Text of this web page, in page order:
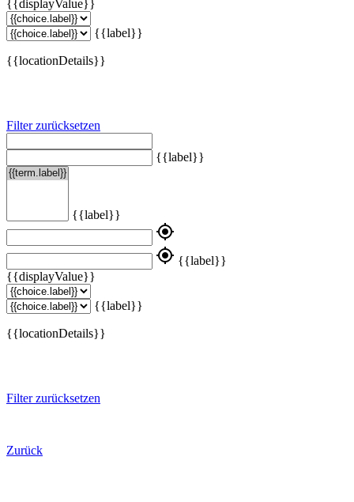
{{displayValue}}
{{label}}
{{locationDetails}}
Filter zurücksetzen
{{label}}
{{label}}
my_location
my_location {{label}}
{{displayValue}}
{{label}}
{{locationDetails}}
Filter zurücksetzen
Zurück